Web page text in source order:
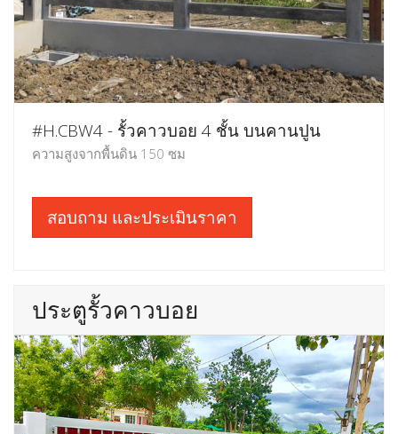
#H.CBW4 - รั้วคาวบอย 4 ชั้น บนคานปูน
ความสูงจากพื้นดิน 150 ซม
สอบถาม และประเมินราคา
ประตูรั้วคาวบอย